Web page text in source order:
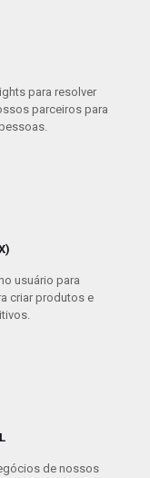
para resolver
parceiros para
usuário para
criar produtos e
de nossos